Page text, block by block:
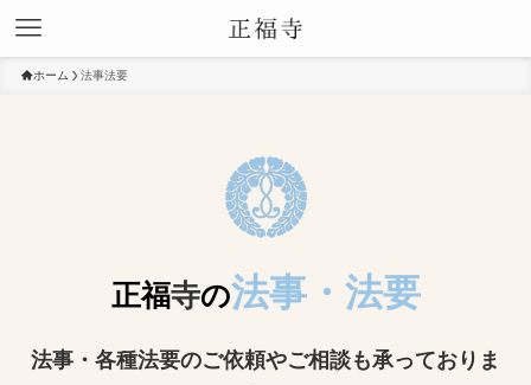
ホーム 法事法要
正福寺の法事・法要
法事・各種法要のご依頼やご相談も承っておりま